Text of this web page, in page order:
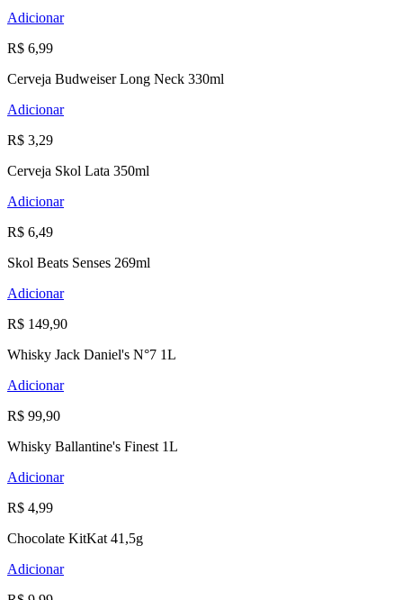
Adicionar
R$ 6,99
Cerveja Budweiser Long Neck 330ml
Adicionar
R$ 3,29
Cerveja Skol Lata 350ml
Adicionar
R$ 6,49
Skol Beats Senses 269ml
Adicionar
R$ 149,90
Whisky Jack Daniel's N°7 1L
Adicionar
R$ 99,90
Whisky Ballantine's Finest 1L
Adicionar
R$ 4,99
Chocolate KitKat 41,5g
Adicionar